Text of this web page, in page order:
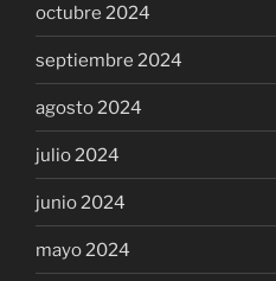
octubre 2024
septiembre 2024
agosto 2024
julio 2024
junio 2024
mayo 2024